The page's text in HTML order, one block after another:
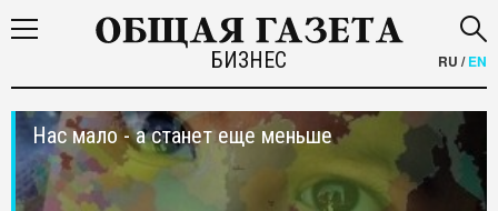
БИЗНЕС RU /EN
Нас мало - а станет еще меньше